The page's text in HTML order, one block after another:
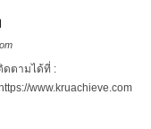
ดตามได้ที่ :
www.kruachieve.com